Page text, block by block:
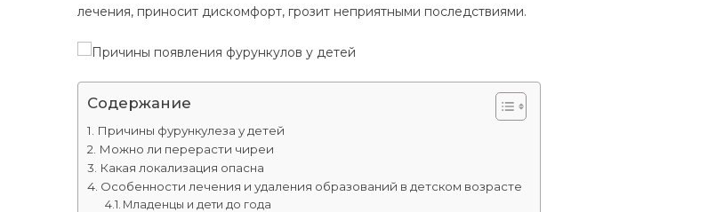
У
лечения, приносит дискомфорт, грозит неприятными последствиями.
Содержание
Причины фурункулеза у детей
Можно ли перерасти чиреи
Какая локализация опасна
Особенности лечения и удаления образований в детском возрасте
Младенцы и дети до года